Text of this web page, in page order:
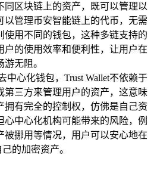
同区块链上的资产，既可以管理以
以管理币安智能链上的代币，无需
使用不同的钱包，这种多链支持的
户的使用效率和便利性，让用户在
无阻。
中心化钱包，Trust Wallet不依赖于
第三方来管理用户的资产，这意味
拥有完全的控制权，仿佛是自己资
心中心化机构可能带来的风险，例
被挪用等情况，用户可以安心地在
的加密资产。